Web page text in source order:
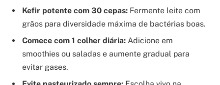
Kefir potente com 30 cepas: Fermente leite com
grãos para diversidade máxima de bactérias boas.
Comece com 1 colher diária: Adicione em
smoothies ou saladas e aumente gradual para
evitar gases.